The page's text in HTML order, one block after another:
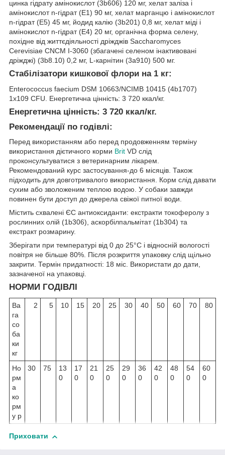
цинка гідрату амінокислот (3b606) 120 мг, хелат заліза і
амінокислот n-гідрат (E1) 90 мг, хелат марганцю і амінокислот
n-гідрат (E5) 45 мг, йодид калію (3b201) 0,8 мг, хелат міді і
амінокислот n-гідрат (E4) 20 мг, органічна форма селену,
похідне від життєдіяльності дріжджів Saccharomyces
Cerevisiae CNCM I-3060 (збагачені селеном інактивовані
дріжджі) (3b8.10) 0,2 мг, L-карнітин (3a910) 500 мг.
Стабілізатори кишкової флори на 1 кг:
Enterococcus faecium DSM 10663/NCIMB 10415 (4b1707)
1x109 CFU. Енергетична цінність: 3 720 ккал/кг.
Енергетична цінність: 3 720 ккал/кг.
Рекомендації по годівлі:
Перед використанням або перед продовженням терміну
використання дієтичного корми Brit VD слід
проконсультуватися з ветеринарним лікарем.
Рекомендований курс застосування-до 6 місяців. Також
підходить для довготривалого використання. Корм слід давати
сухим або зволоженим теплою водою. У собаки завжди
повинен бути доступ до джерела свіжої питної води.
Містить схвалені ЄС антиоксиданти: екстракти токоферолу з
рослинних олій (1b306), аскорбілпальмітат (1b304) та
екстракт розмарину.
Зберігати при температурі від 0 до 25°С і відносній вологості
повітря не більше 80%. Після розкриття упаковку слід щільно
закрити. Термін придатності: 18 міс. Використати до дати,
зазначеної на упаковці.
НОРМИ ГОДІВЛІ
Ва
га
со
ба
ки
кг
2 5 10 15 20 25 30 40 50 60 70 80
Но
рм
а
ко
рм
у р
30 75
13
0
17
0
21
0
25
0
29
0
36
0
42
0
48
0
54
0
60
0
Приховати